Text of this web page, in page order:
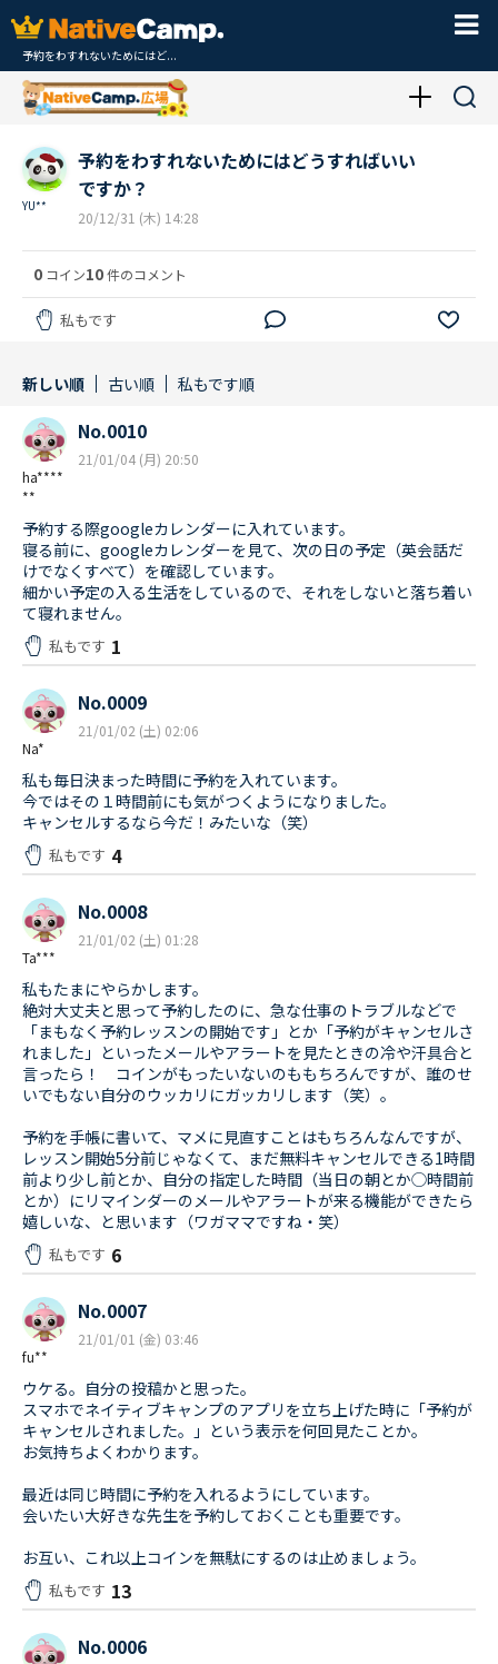
予約をわすれないためにはど...
YU**
予約をわすれないためにはどうすればいい
ですか？
20/12/31 (木) 14:28
0 コイン10件のコメント
私もです
新しい順 古い順 私もです順
ha****
**
No.0010
21/01/04 (月) 20:50
予約する際googleカレンダーに入れています。
寝る前に、googleカレンダーを見て、次の日の予定（英会話だ
けでなくすべて）を確認しています。
細かい予定の入る生活をしているので、それをしないと落ち着い
て寝れません。
私もです 1
Na*
No.0009
21/01/02 (土) 02:06
私も毎日決まった時間に予約を入れています。
今ではその１時間前にも気がつくようになりました。
キャンセルするなら今だ！みたいな（笑）
私もです 4
Ta***
No.0008
21/01/02 (土) 01:28
私もたまにやらかします。
絶対大丈夫と思って予約したのに、急な仕事のトラブルなどで
「まもなく予約レッスンの開始です」とか「予約がキャンセルさ
れました」といったメールやアラートを見たときの冷や汗具合と
言ったら！ コインがもったいないのももちろんですが、誰のせ
いでもない自分のウッカリにガッカリします（笑）。
予約を手帳に書いて、マメに見直すことはもちろんなんですが、
レッスン開始5分前じゃなくて、まだ無料キャンセルできる1時間
前より少し前とか、自分の指定した時間（当日の朝とか◯時間前
とか）にリマインダーのメールやアラートが来る機能ができたら
嬉しいな、と思います（ワガママですね・笑）
私もです 6
fu**
No.0007
21/01/01 (金) 03:46
ウケる。自分の投稿かと思った。
スマホでネイティブキャンプのアプリを立ち上げた時に「予約が
キャンセルされました。」という表示を何回見たことか。
お気持ちよくわかります。
最近は同じ時間に予約を入れるようにしています。
会いたい大好きな先生を予約しておくことも重要です。
お互い、これ以上コインを無駄にするのは止めましょう。
私もです 13
No.0006